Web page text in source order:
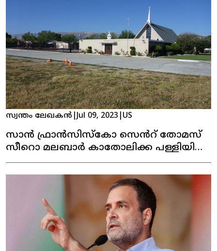
സ്വന്തം ലേഖകൻ |Jul 09, 2023 US
സാൻ ഫ്രാൻസിസ്കോ സെൻറ് തോമസ്
സീറൊ മലബാർ കാതോലിക്ക പള്ളിയിലെ
പെരുന്നാൾ കൊടിയേറി